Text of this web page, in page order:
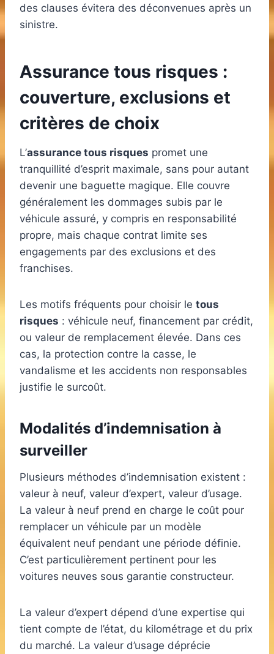
des clauses évitera des déconvenues après un
sinistre.
Assurance tous risques :
couverture, exclusions et
critères de choix
L’assurance tous risques promet une
tranquillité d’esprit maximale, sans pour autant
devenir une baguette magique. Elle couvre
généralement les dommages subis par le
véhicule assuré, y compris en responsabilité
propre, mais chaque contrat limite ses
engagements par des exclusions et des
franchises.
Les motifs fréquents pour choisir le tous
risques : véhicule neuf, financement par crédit,
ou valeur de remplacement élevée. Dans ces
cas, la protection contre la casse, le
vandalisme et les accidents non responsables
justifie le surcoût.
Modalités d’indemnisation à
surveiller
Plusieurs méthodes d’indemnisation existent :
valeur à neuf, valeur d’expert, valeur d’usage.
La valeur à neuf prend en charge le coût pour
remplacer un véhicule par un modèle
équivalent neuf pendant une période définie.
C’est particulièrement pertinent pour les
voitures neuves sous garantie constructeur.
La valeur d’expert dépend d’une expertise qui
tient compte de l’état, du kilométrage et du prix
du marché. La valeur d’usage déprécie